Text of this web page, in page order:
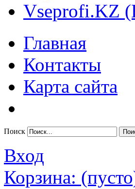
Vseprofi.KZ
Главная
Контакты
Карта сайта
Поиск
Вход
Корзина: